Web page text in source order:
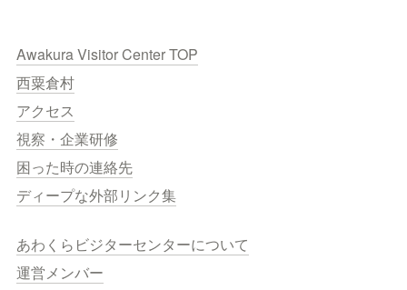
Awakura Visitor Center TOP
西粟倉村
アクセス
視察・企業研修
困った時の連絡先
ディープな外部リンク集
あわくらビジターセンターについて
運営メンバー